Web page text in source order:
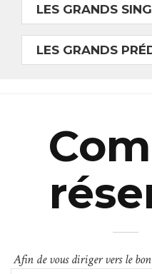
LES GRANDS
LES GRANDS
Afin de vous diriger vers le